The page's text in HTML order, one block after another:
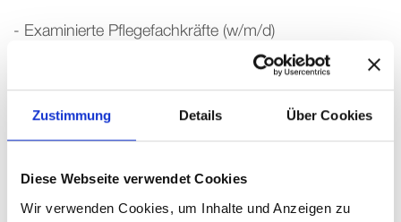
Zustimmung Details Über Cookies
Diese Webseite verwendet Cookies
Wir verwenden Cookies, um Inhalte und Anzeigen zu
- Examinierte Pflegefachkräfte (w/m/d)
- Pädagogische Fachkräfte (w/m/d) in der
Integrationshilfe
- Pflegekräfte (w/m/d)
- Auszubildende zur Pflegefachfrau/ zum
und haben viele weitere interessante Jobangebote!